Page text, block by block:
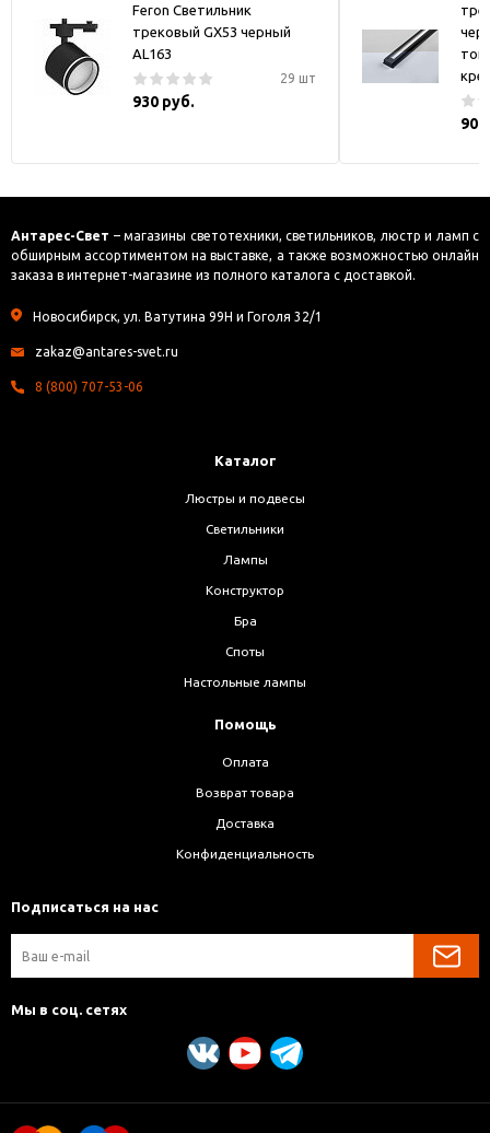
Feron Светильник
трековый GX53 черный
AL163
29 шт
930 руб.
Антарес-Свет – магазины светотехники, светильников, люстр и ламп с
обширным ассортиментом на выставке, а также возможностью онлайн
заказа в интернет-магазине из полного каталога с доставкой.
Новосибирск, ул. Ватутина 99Н и Гоголя 32/1
zakaz@antares-svet.ru
8 (800) 707-53-06
Каталог
Люстры и подвесы
Светильники
Лампы
Конструктор
Бра
Споты
Настольные лампы
Помощь
Оплата
Возврат товара
Доставка
Конфиденциальность
Подписаться на нас
Мы в соц. сетях